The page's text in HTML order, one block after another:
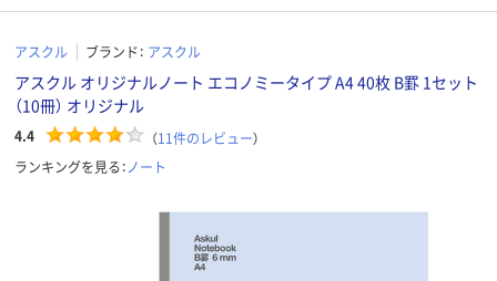
アスクル ブランド： アスクル
アスクル オリジナルノート エコノミータイプ A4 40枚 B罫 1セット
（10冊） オリジナル
4.4 （11件のレビュー）
ランキングを見る：ノート